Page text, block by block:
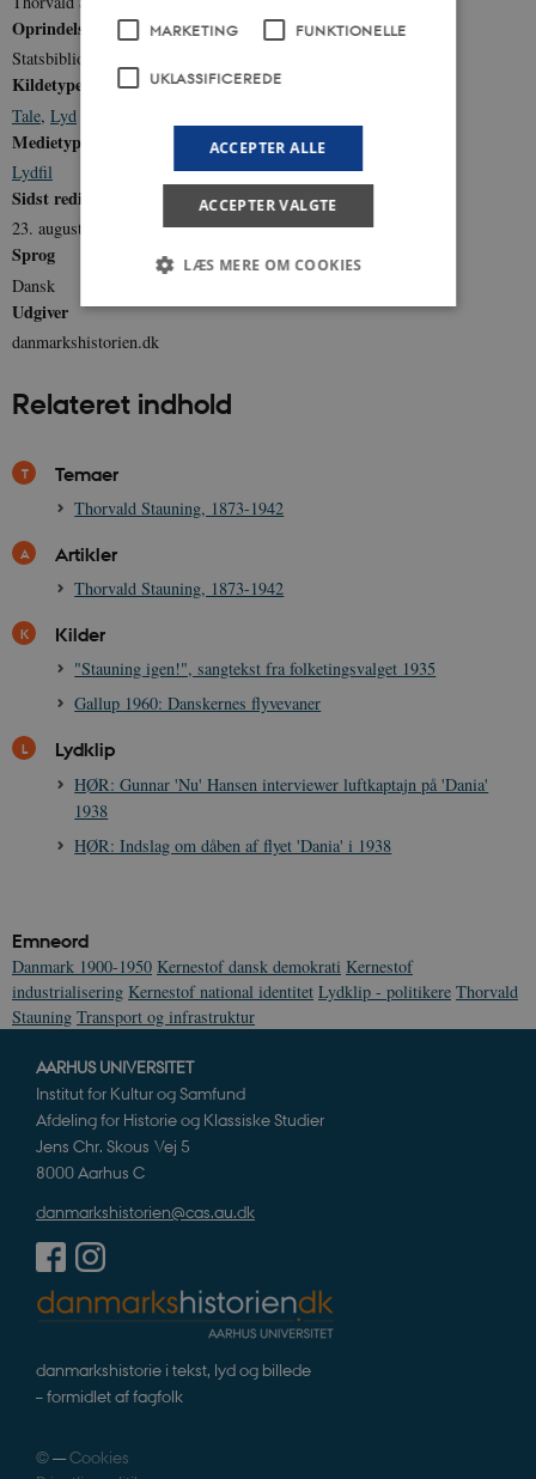
Oprindelse
Statsbibliotekets Lydsamling
Kildetype
Tale, Lyd
Medietype
Lydfil
Sidst redigeret
23. august 2011
Sprog
Dansk
Udgiver
danmarkshistorien.dk
Relateret indhold
Temaer
Thorvald Stauning, 1873-1942
Artikler
Thorvald Stauning, 1873-1942
Kilder
"Stauning igen!", sangtekst fra folketingsvalget 1935
Gallup 1960: Danskernes flyvevaner
Lydklip
HØR: Gunnar 'Nu' Hansen interviewer luftkaptajn på 'Dania'
1938
HØR: Indslag om dåben af flyet 'Dania' i 1938
Emneord
Danmark 1900-1950 Kernestof dansk demokrati Kernestof
industrialisering Kernestof national identitet Lydklip - politikere Thorvald
Stauning Transport og infrastruktur
AARHUS UNIVERSITET
Institut for Kultur og Samfund
Afdeling for Historie og Klassiske Studier
Jens Chr. Skous Vej 5
8000 Aarhus C
danmarkshistorien@cas.au.dk
danmarkshistorie i tekst, lyd og billede
– formidlet af fagfolk
©—Cookies
MARKETING FUNKTIONELLE
UKLASSIFICEREDE
ACCEPTER ALLE
ACCEPTER VALGTE
LÆS MERE OM COOKIES
grundlæggende funktioner som navigation mm.
cookies.
be_typo_user
TYPO3 Association
.danmarkshistorien.dk
.spotify.com
JSESSIONID